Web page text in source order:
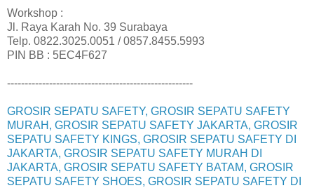
Workshop :
Jl. Raya Karah No. 39 Surabaya
Telp. 0822.3025.0051 / 0857.8455.5993
PIN BB : 5EC4F627
-----------------------------------------------------
GROSIR SEPATU SAFETY, GROSIR SEPATU SAFETY
MURAH, GROSIR SEPATU SAFETY JAKARTA, GROSIR
SEPATU SAFETY KINGS, GROSIR SEPATU SAFETY DI
JAKARTA, GROSIR SEPATU SAFETY MURAH DI
JAKARTA, GROSIR SEPATU SAFETY BATAM, GROSIR
SEPATU SAFETY SHOES, GROSIR SEPATU SAFETY DI